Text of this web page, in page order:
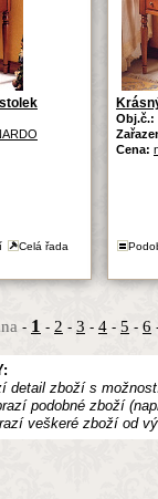
Celá řada
Obj.č.:
Cena:
- 1 - 2 - 3 - 4- 5 - 6
detail zboží s
podobné zboží
veškeré zboží od